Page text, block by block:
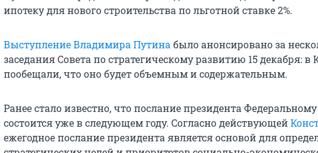
ипотеку для нового строительства по льготной ставке 2%.
Выступление Владимира Путина было анонсировано за
заседания Совета по стратегическому развитию 15 декабря: в
пообещали, что оно будет объемным и содержательным.
Ранее стало известно, что послание президента
состоится уже в следующем году. Согласно действующей
ежегодное послание президента является основой для